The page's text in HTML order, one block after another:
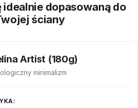
idealnie dopasowaną do
ściany
Artist (180g)
minimalizm